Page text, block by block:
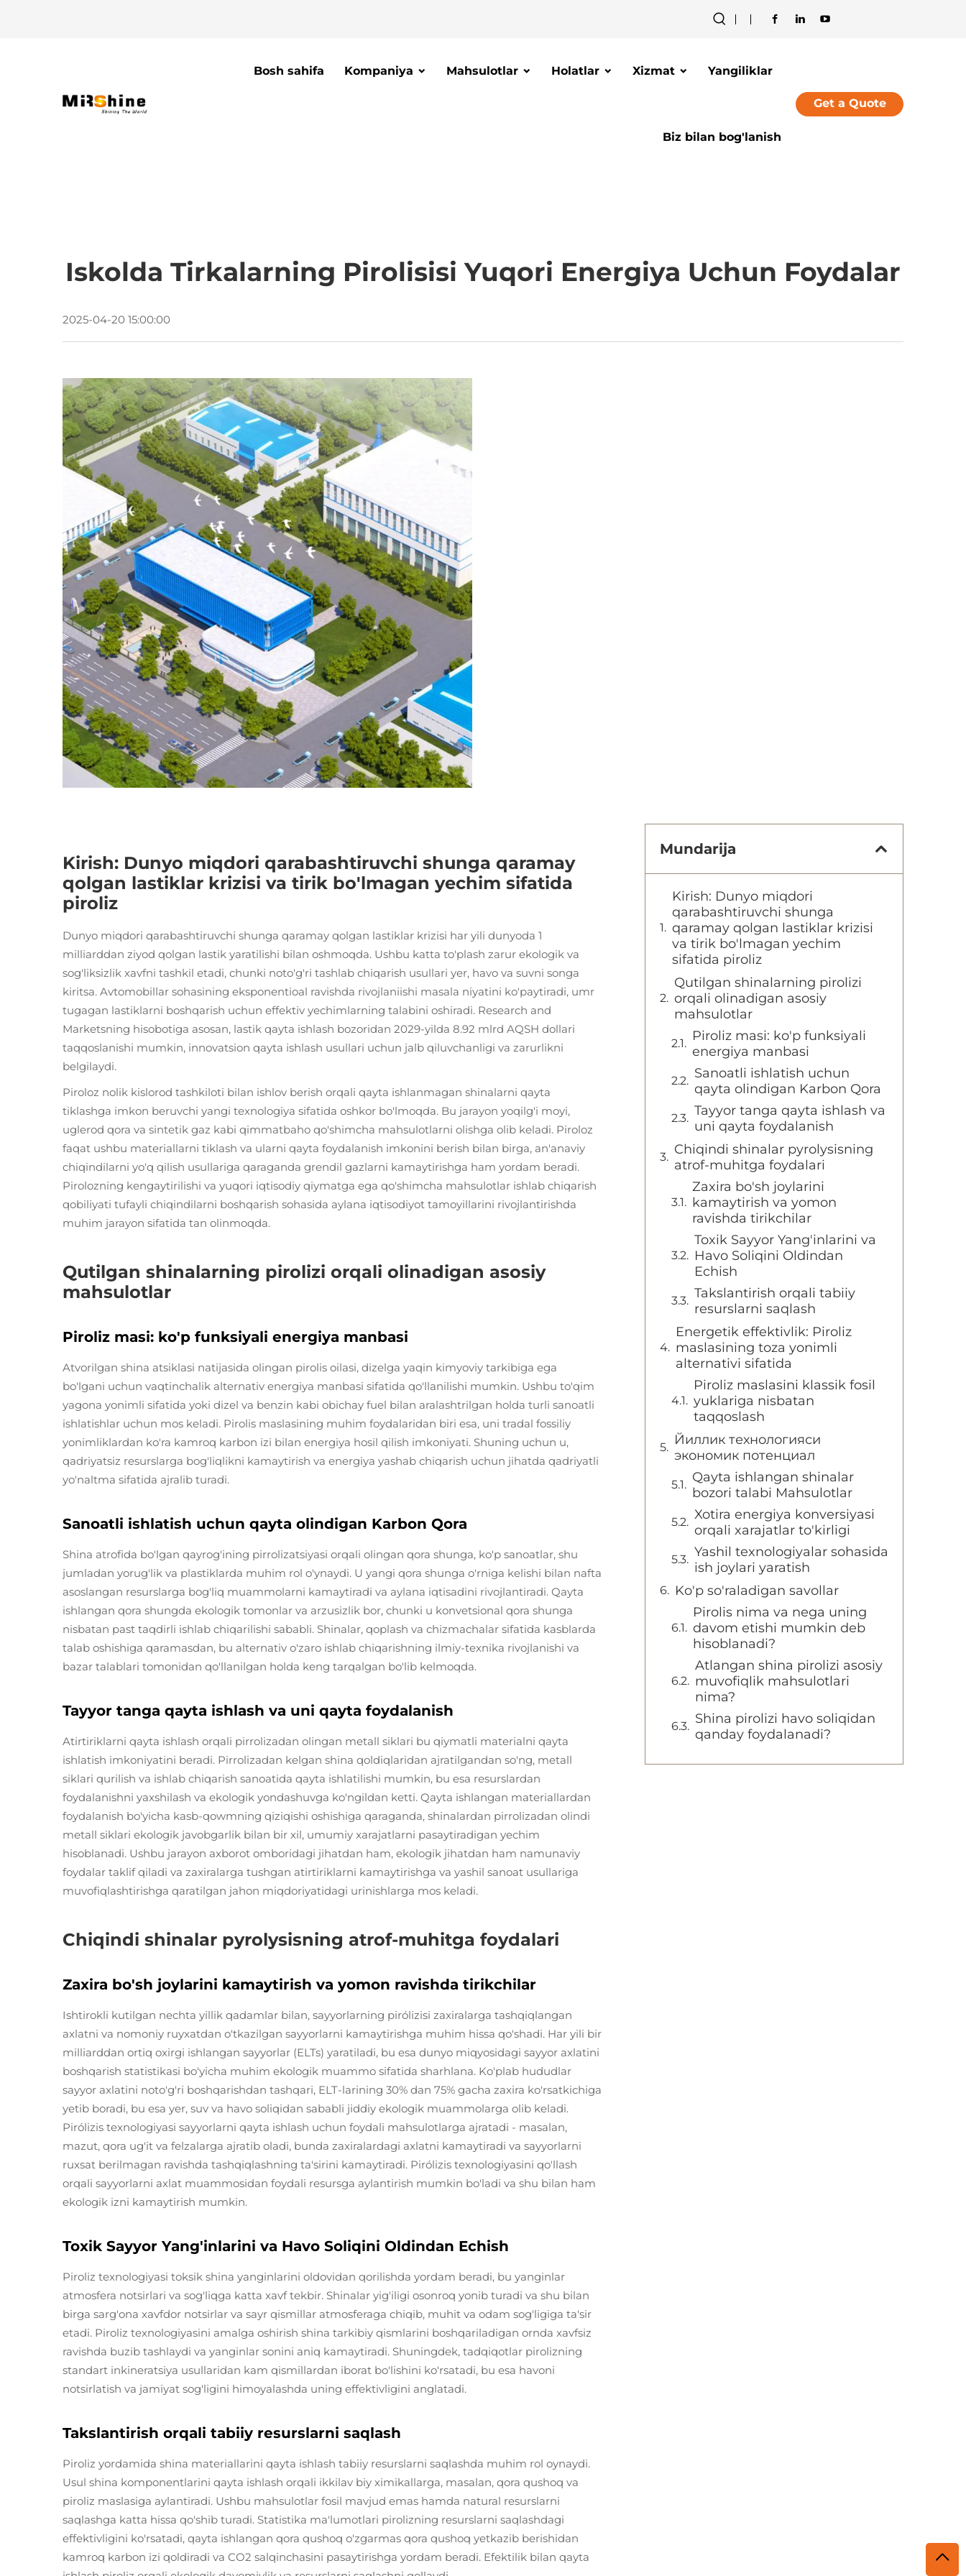
Bosh sahifa Kompaniya Mahsulotlar Holatlar Xizmat Yangiliklar
Biz bilan bog'lanish
Get a Quote
Iskolda Tirkalarning Pirolisisi Yuqori Energiya Uchun Foydalar
2025-04-20 15:00:00
Kirish: Dunyo miqdori qarabashtiruvchi shunga qaramay
qolgan lastiklar krizisi va tirik bo'lmagan yechim sifatida
piroliz
Dunyo miqdori qarabashtiruvchi shunga qaramay qolgan lastiklar krizisi har yili dunyoda 1
milliarddan ziyod qolgan lastik yaratilishi bilan oshmoqda. Ushbu katta to'plash zarur ekologik va
sog'liksizlik xavfni tashkil etadi, chunki noto'g'ri tashlab chiqarish usullari yer, havo va suvni songa
kiritsa. Avtomobillar sohasining eksponentioal ravishda rivojlaniishi masala niyatini ko'paytiradi, umr
tugagan lastiklarni boshqarish uchun effektiv yechimlarning talabini oshiradi. Research and
Marketsning hisobotiga asosan, lastik qayta ishlash bozoridan 2029-yilda 8.92 mlrd AQSH dollari
taqqoslanishi mumkin, innovatsion qayta ishlash usullari uchun jalb qiluvchanligi va zarurlikni
belgilaydi.
Piroloz nolik kislorod tashkiloti bilan ishlov berish orqali qayta ishlanmagan shinalarni qayta
tiklashga imkon beruvchi yangi texnologiya sifatida oshkor bo'lmoqda. Bu jarayon yoqilg'i moyi,
uglerod qora va sintetik gaz kabi qimmatbaho qo'shimcha mahsulotlarni olishga olib keladi. Piroloz
faqat ushbu materiallarni tiklash va ularni qayta foydalanish imkonini berish bilan birga, an'anaviy
chiqindilarni yo'q qilish usullariga qaraganda grendil gazlarni kamaytirishga ham yordam beradi.
Pirolozning kengaytirilishi va yuqori iqtisodiy qiymatga ega qo'shimcha mahsulotlar ishlab chiqarish
qobiliyati tufayli chiqindilarni boshqarish sohasida aylana iqtisodiyot tamoyillarini rivojlantirishda
muhim jarayon sifatida tan olinmoqda.
Qutilgan shinalarning pirolizi orqali olinadigan asosiy
mahsulotlar
Piroliz masi: ko'p funksiyali energiya manbasi
Atvorilgan shina atsiklasi natijasida olingan pirolis oilasi, dizelga yaqin kimyoviy tarkibiga ega
bo'lgani uchun vaqtinchalik alternativ energiya manbasi sifatida qo'llanilishi mumkin. Ushbu to'qim
yagona yonimli sifatida yoki dizel va benzin kabi obichay fuel bilan aralashtrilgan holda turli sanoatli
ishlatishlar uchun mos keladi. Pirolis maslasining muhim foydalaridan biri esa, uni tradal fossiliy
yonimliklardan ko'ra kamroq karbon izi bilan energiya hosil qilish imkoniyati. Shuning uchun u,
qadriyatsiz resurslarga bog'liqlikni kamaytirish va energiya yashab chiqarish uchun jihatda qadriyatli
yo'naltma sifatida ajralib turadi.
Sanoatli ishlatish uchun qayta olindigan Karbon Qora
Shina atrofida bo'lgan qayrog'ining pirrolizatsiyasi orqali olingan qora shunga, ko'p sanoatlar, shu
jumladan yorug'lik va plastiklarda muhim rol o'ynaydi. U yangi qora shunga o'rniga kelishi bilan nafta
asoslangan resurslarga bog'liq muammolarni kamaytiradi va aylana iqtisadini rivojlantiradi. Qayta
ishlangan qora shungda ekologik tomonlar va arzusizlik bor, chunki u konvetsional qora shunga
nisbatan past taqdirli ishlab chiqarilishi sababli. Shinalar, qoplash va chizmachalar sifatida kasblarda
talab oshishiga qaramasdan, bu alternativ o'zaro ishlab chiqarishning ilmiy-texnika rivojlanishi va
bazar talablari tomonidan qo'llanilgan holda keng tarqalgan bo'lib kelmoqda.
Tayyor tanga qayta ishlash va uni qayta foydalanish
Atirtiriklarni qayta ishlash orqali pirrolizadan olingan metall siklari bu qiymatli materialni qayta
ishlatish imkoniyatini beradi. Pirrolizadan kelgan shina qoldiqlaridan ajratilgandan so'ng, metall
siklari qurilish va ishlab chiqarish sanoatida qayta ishlatilishi mumkin, bu esa resurslardan
foydalanishni yaxshilash va ekologik yondashuvga ko'ngildan ketti. Qayta ishlangan materiallardan
foydalanish bo'yicha kasb-qowmning qiziqishi oshishiga qaraganda, shinalardan pirrolizadan olindi
metall siklari ekologik javobgarlik bilan bir xil, umumiy xarajatlarni pasaytiradigan yechim
hisoblanadi. Ushbu jarayon axborot omboridagi jihatdan ham, ekologik jihatdan ham namunaviy
foydalar taklif qiladi va zaxiralarga tushgan atirtiriklarni kamaytirishga va yashil sanoat usullariga
muvofiqlashtirishga qaratilgan jahon miqdoriyatidagi urinishlarga mos keladi.
Chiqindi shinalar pyrolysisning atrof-muhitga foydalari
Zaxira bo'sh joylarini kamaytirish va yomon ravishda tirikchilar
Ishtirokli kutilgan nechta yillik qadamlar bilan, sayyorlarning pirólizisi zaxiralarga tashqiqlangan
axlatni va nomoniy ruyxatdan o'tkazilgan sayyorlarni kamaytirishga muhim hissa qo'shadi. Har yili bir
milliarddan ortiq oxirgi ishlangan sayyorlar (ELTs) yaratiladi, bu esa dunyo miqyosidagi sayyor axlatini
boshqarish statistikasi bo'yicha muhim ekologik muammo sifatida sharhlana. Ko'plab hududlar
sayyor axlatini noto'g'ri boshqarishdan tashqari, ELT-larining 30% dan 75% gacha zaxira ko'rsatkichiga
yetib boradi, bu esa yer, suv va havo soliqidan sababli jiddiy ekologik muammolarga olib keladi.
Pirólizis texnologiyasi sayyorlarni qayta ishlash uchun foydali mahsulotlarga ajratadi - masalan,
mazut, qora ug'it va felzalarga ajratib oladi, bunda zaxiralardagi axlatni kamaytiradi va sayyorlarni
ruxsat berilmagan ravishda tashqiqlashning ta'sirini kamaytiradi. Pirólizis texnologiyasini qo'llash
orqali sayyorlarni axlat muammosidan foydali resursga aylantirish mumkin bo'ladi va shu bilan ham
ekologik izni kamaytirish mumkin.
Toxik Sayyor Yang'inlarini va Havo Soliqini Oldindan Echish
Piroliz texnologiyasi toksik shina yanginlarini oldovidan qorilishda yordam beradi, bu yanginlar
atmosfera notsirlari va sog'liqga katta xavf tekbir. Shinalar yig'iligi osonroq yonib turadi va shu bilan
birga sarg'ona xavfdor notsirlar va sayr qismillar atmosferaga chiqib, muhit va odam sog'ligiga ta'sir
etadi. Piroliz texnologiyasini amalga oshirish shina tarkibiy qismlarini boshqariladigan ornda xavfsiz
ravishda buzib tashlaydi va yanginlar sonini aniq kamaytiradi. Shuningdek, tadqiqotlar pirolizning
standart inkineratsiya usullaridan kam qismillardan iborat bo'lishini ko'rsatadi, bu esa havoni
notsirlatish va jamiyat sog'ligini himoyalashda uning effektivligini anglatadi.
Takslantirish orqali tabiiy resurslarni saqlash
Piroliz yordamida shina materiallarini qayta ishlash tabiiy resurslarni saqlashda muhim rol oynaydi.
Usul shina komponentlarini qayta ishlash orqali ikkilav biy ximikallarga, masalan, qora qushoq va
piroliz maslasiga aylantiradi. Ushbu mahsulotlar fosil mavjud emas hamda natural resurslarni
saqlashga katta hissa qo'shib turadi. Statistika ma'lumotlari pirolizning resurslarni saqlashdagi
effektivligini ko'rsatadi, qayta ishlangan qora qushoq o'zgarmas qora qushoq yetkazib berishidan
kamroq karbon izi qoldiradi va CO2 salqinchasini pasaytirishga yordam beradi. Efektilik bilan qayta
Mundarija
Kirish: Dunyo miqdori
qarabashtiruvchi shunga
qaramay qolgan lastiklar krizisi
va tirik bo'lmagan yechim
sifatida piroliz
Qutilgan shinalarning pirolizi
orqali olinadigan asosiy
mahsulotlar
Piroliz masi: ko'p funksiyali
energiya manbasi
Sanoatli ishlatish uchun
qayta olindigan Karbon Qora
Tayyor tanga qayta ishlash va
uni qayta foydalanish
Chiqindi shinalar pyrolysisning
atrof-muhitga foydalari
Zaxira bo'sh joylarini
kamaytirish va yomon
ravishda tirikchilar
Toxik Sayyor Yang'inlarini va
Havo Soliqini Oldindan
Echish
Takslantirish orqali tabiiy
resurslarni saqlash
Energetik effektivlik: Piroliz
maslasining toza yonimli
alternativi sifatida
Piroliz maslasini klassik fosil
yuklariga nisbatan
taqqoslash
Йиллик технологияси
экономик потенциал
Qayta ishlangan shinalar
bozori talabi Mahsulotlar
Xotira energiya konversiyasi
orqali xarajatlar to'kirligi
Yashil texnologiyalar sohasida
ish joylari yaratish
Ko'p so'raladigan savollar
Pirolis nima va nega uning
davom etishi mumkin deb
hisoblanadi?
Atlangan shina pirolizi asosiy
muvofiqlik mahsulotlari
nima?
Shina pirolizi havo soliqidan
qanday foydalanadi?